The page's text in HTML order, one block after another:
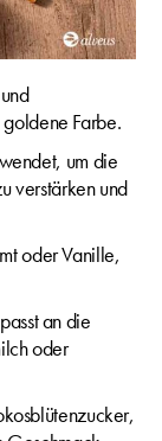
Farbe.
um die
verstärken und
oder Vanille,
an die
oder